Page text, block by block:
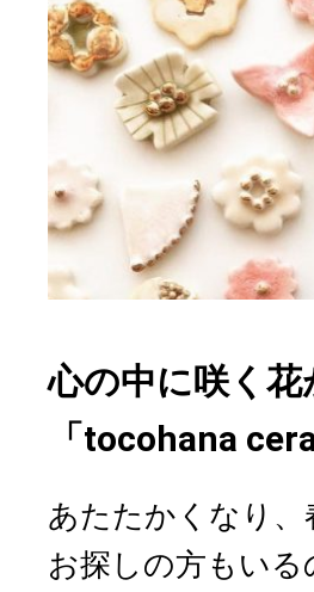
心の中に咲く
「tocohana
あたたかくなり
お探しの方もい